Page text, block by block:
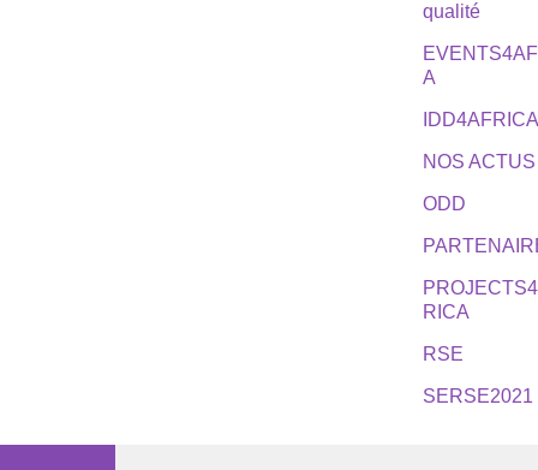
qualité
A
NOS ACTUS
ODD
RICA
RSE
SERSE2021